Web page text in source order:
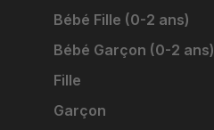
Bébé Fille (0-2 ans)
Bébé Garçon (0-2 ans)
Fille
Garçon